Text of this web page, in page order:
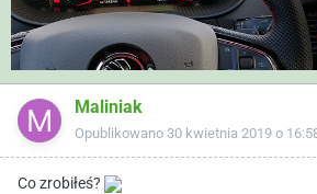
Maliniak
Opublikowano 30 kwietnia 2019 o
Co zrobiłeś?